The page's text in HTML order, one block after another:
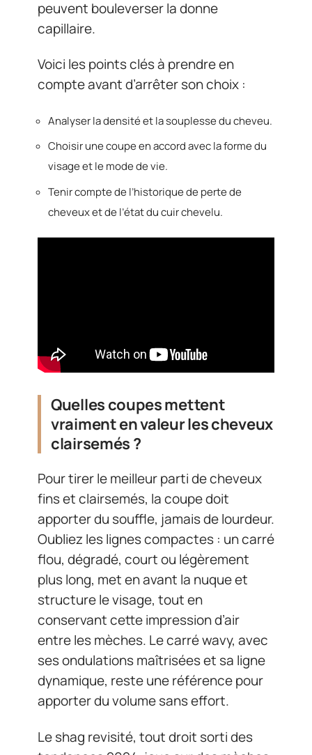
peuvent bouleverser la donne
capillaire.
Voici les points clés à prendre en
compte avant d’arrêter son choix :
Analyser la densité et la souplesse du cheveu.
Choisir une coupe en accord avec la forme du
visage et le mode de vie.
Tenir compte de l’historique de perte de
cheveux et de l’état du cuir chevelu.
Quelles coupes mettent
vraiment en valeur les cheveux
clairsemés ?
Pour tirer le meilleur parti de cheveux
fins et clairsemés, la coupe doit
apporter du souffle, jamais de lourdeur.
Oubliez les lignes compactes : un carré
flou, dégradé, court ou légèrement
plus long, met en avant la nuque et
structure le visage, tout en
conservant cette impression d’air
entre les mèches. Le carré wavy, avec
ses ondulations maîtrisées et sa ligne
dynamique, reste une référence pour
apporter du volume sans effort.
Le shag revisité, tout droit sorti des